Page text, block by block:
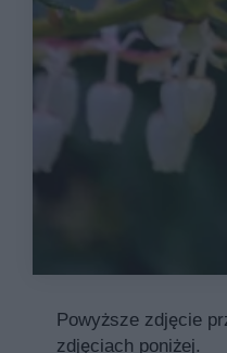
Powyższe zdjęcie
zdjęciach poniżej.